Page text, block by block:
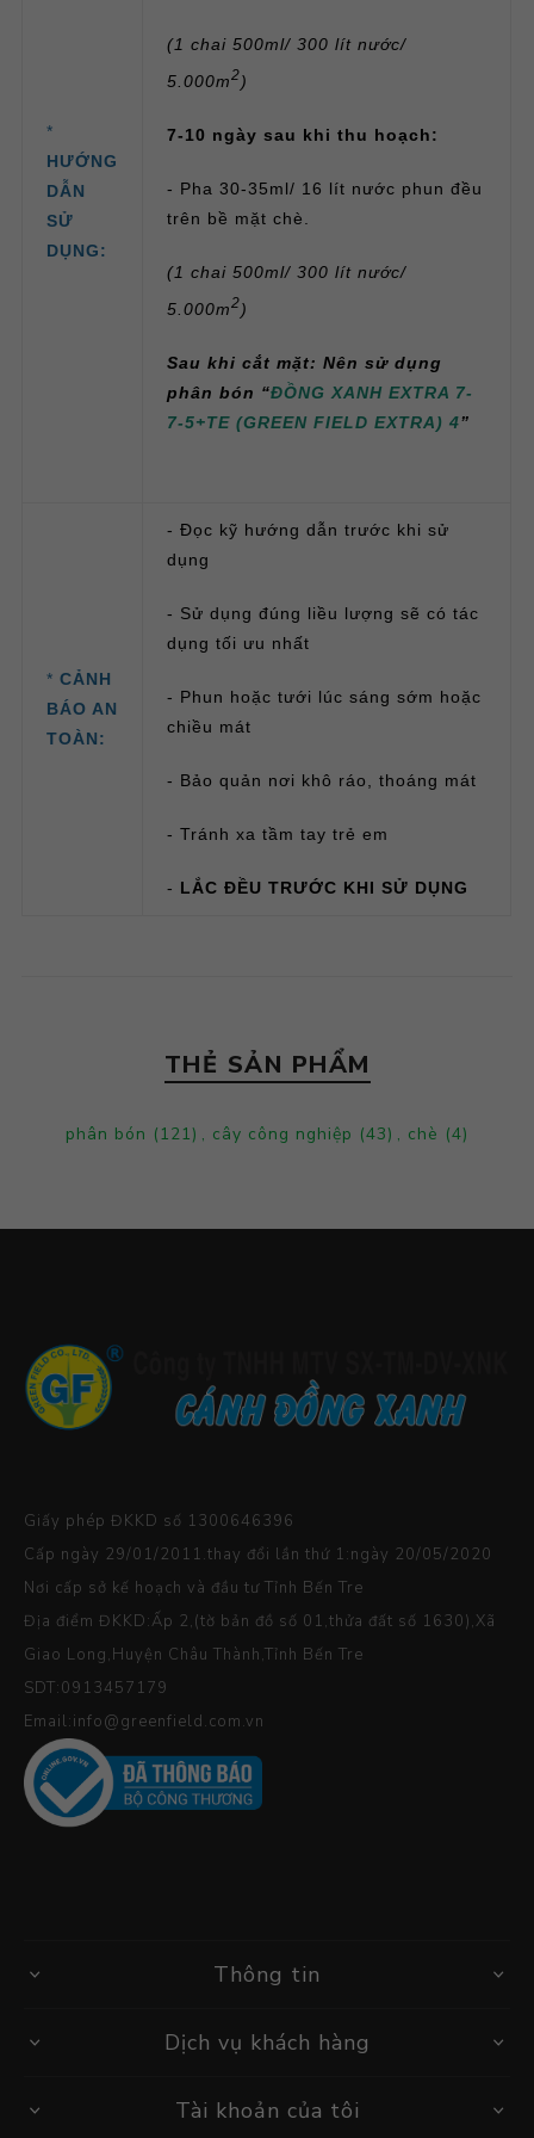
*
HƯỚNG
DẪN
SỬ
DỤNG:
(1 chai 500ml/ 300 lít nước/
5.000m2)
7-10 ngày sau khi thu hoạch:
- Pha 30-35ml/ 16 lít nước phun đều
trên bề mặt chè.
(1 chai 500ml/ 300 lít nước/
5.000m2)
Sau khi cắt mặt: Nên sử dụng
phân bón “ĐỒNG XANH EXTRA 7-
7-5+TE (GREEN FIELD EXTRA) 4”
* CẢNH
BÁO AN
TOÀN:
- Đọc kỹ hướng dẫn trước khi sử
dụng
- Sử dụng đúng liều lượng sẽ có tác
dụng tối ưu nhất
- Phun hoặc tưới lúc sáng sớm hoặc
chiều mát
- Bảo quản nơi khô ráo, thoáng mát
- Tránh xa tầm tay trẻ em
- LẮC ĐỀU TRƯỚC KHI SỬ DỤNG
THẺ SẢN PHẨM
phân bón (121) , cây công nghiệp (43) , chè (4)
Giấy phép ĐKKD số 1300646396
Cấp ngày 29/01/2011.thay đổi lần thứ 1:ngày 20/05/2020
Nơi cấp sở kế hoạch và đầu tư Tỉnh Bến Tre
Địa điểm ĐKKD:Ấp 2,(tờ bản đồ số 01,thửa đất số 1630),Xã
Giao Long,Huyện Châu Thành,Tỉnh Bến Tre
SDT:0913457179
Email:info@greenfield.com.vn
Thông tin
Dịch vụ khách hàng
Tài khoản của tôi